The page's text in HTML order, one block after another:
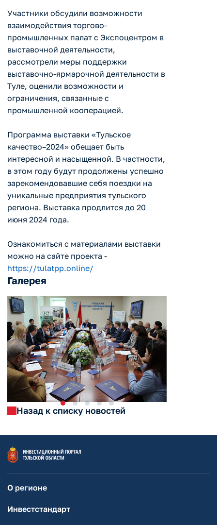
Участники обсудили возможности
взаимодействия торгово-
промышленных палат с Экспоцентром в
выставочной деятельности,
рассмотрели меры поддержки
выставочно-ярмарочной деятельности в
Туле, оценили возможности и
ограничения, связанные с
промышленной кооперацией.
Программа выставки «Тульское
качество–2024» обещает быть
интересной и насыщенной. В частности,
в этом году будут продолжены успешно
зарекомендовавшие себя поездки на
уникальные предприятия тульского
региона. Выставка продлится до 20
июня 2024 года.
Ознакомиться с материалами выставки
можно на сайте проекта -
https://tulatpp.online/
Галерея
Назад к списку новостей
О регионе
Инвестстандарт